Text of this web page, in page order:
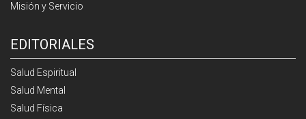
Misión y Servicio
EDITORIALES
Salud Espiritual
Salud Mental
Salud Física